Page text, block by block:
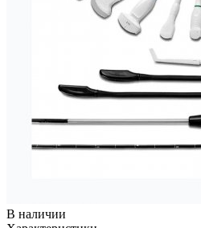
В наличии